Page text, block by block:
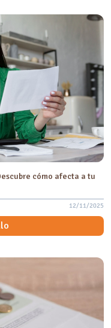
cómo afecta a tu
12/11/2025